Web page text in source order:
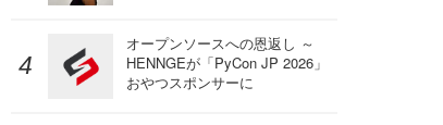
オープンソースへの恩返し ～
HENNGEが「PyCon JP 2026」
おやつスポンサーに